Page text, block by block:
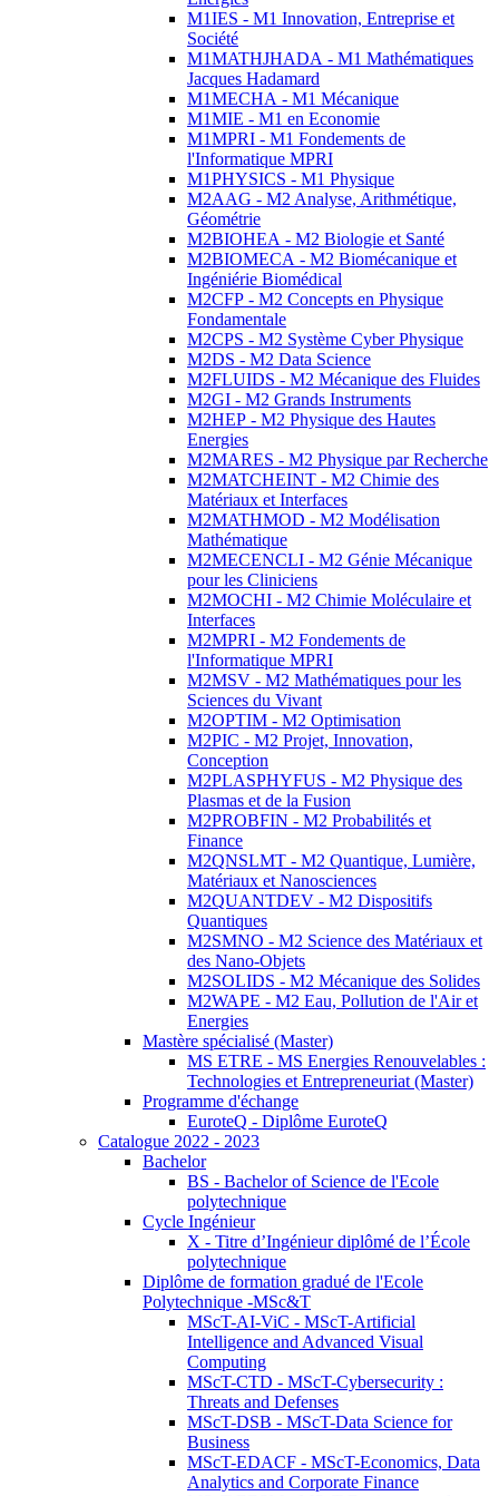
M1IES - M1 Innovation, Entreprise et
Société
M1MATHJHADA - M1 Mathématiques
Jacques Hadamard
M1MECHA - M1 Mécanique
M1MIE - M1 en Economie
M1MPRI - M1 Fondements de
l'Informatique MPRI
M1PHYSICS - M1 Physique
M2AAG - M2 Analyse, Arithmétique,
Géométrie
M2BIOHEA - M2 Biologie et Santé
M2BIOMECA - M2 Biomécanique et
Ingéniérie Biomédical
M2CFP - M2 Concepts en Physique
Fondamentale
M2CPS - M2 Système Cyber Physique
M2DS - M2 Data Science
M2FLUIDS - M2 Mécanique des Fluides
M2GI - M2 Grands Instruments
M2HEP - M2 Physique des Hautes
Energies
M2MARES - M2 Physique par Recherche
M2MATCHEINT - M2 Chimie des
Matériaux et Interfaces
M2MATHMOD - M2 Modélisation
Mathématique
M2MECENCLI - M2 Génie Mécanique
pour les Cliniciens
M2MOCHI - M2 Chimie Moléculaire et
Interfaces
M2MPRI - M2 Fondements de
l'Informatique MPRI
M2MSV - M2 Mathématiques pour les
Sciences du Vivant
M2OPTIM - M2 Optimisation
M2PIC - M2 Projet, Innovation,
Conception
M2PLASPHYFUS - M2 Physique des
Plasmas et de la Fusion
M2PROBFIN - M2 Probabilités et
Finance
M2QNSLMT - M2 Quantique, Lumière,
Matériaux et Nanosciences
M2QUANTDEV - M2 Dispositifs
Quantiques
M2SMNO - M2 Science des Matériaux et
des Nano-Objets
M2SOLIDS - M2 Mécanique des Solides
M2WAPE - M2 Eau, Pollution de l'Air et
Energies
Mastère spécialisé (Master)
MS ETRE - MS Energies Renouvelables :
Technologies et Entrepreneuriat (Master)
Programme d'échange
EuroteQ - Diplôme EuroteQ
Catalogue 2022 - 2023
Bachelor
BS - Bachelor of Science de l'Ecole
polytechnique
Cycle Ingénieur
X - Titre d’Ingénieur diplômé de l’École
polytechnique
Diplôme de formation gradué de l'Ecole
Polytechnique -MSc&T
MScT-AI-ViC - MScT-Artificial
Intelligence and Advanced Visual
Computing
MScT-CTD - MScT-Cybersecurity :
Threats and Defenses
MScT-DSB - MScT-Data Science for
Business
MScT-EDACF - MScT-Economics, Data
Analytics and Corporate Finance